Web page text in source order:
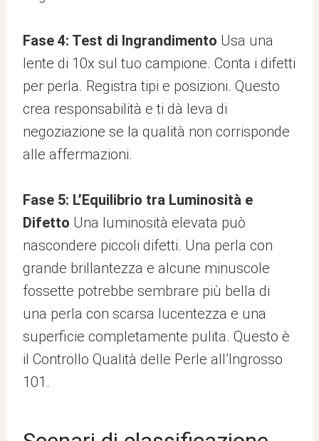
Fase 4: Test di Ingrandimento Usa una
lente di 10x sul tuo campione. Conta i difetti
per perla. Registra tipi e posizioni. Questo
crea responsabilità e ti dà leva di
negoziazione se la qualità non corrisponde
alle affermazioni.
Fase 5: L’Equilibrio tra Luminosità e
Difetto Una luminosità elevata può
nascondere piccoli difetti. Una perla con
grande brillantezza e alcune minuscole
fossette potrebbe sembrare più bella di
una perla con scarsa lucentezza e una
superficie completamente pulita. Questo è
il Controllo Qualità delle Perle all’Ingrosso
101.